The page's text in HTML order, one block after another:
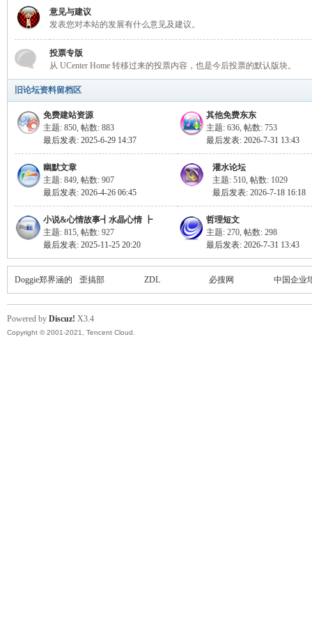
意见与建议
发表您对本站的发展有什么意见及建议。
投票专版
从 UCenter Home 转移过来的投票内容，也是今后投票的默认版块。
旧论坛资料留档区
免费建站资源
主题: 850, 帖数: 883
最后发表: 2025-6-29 14:37
其他免费东东
主题: 636, 帖数: 753
最后发表: 2026-7-31 13:43
幽默文章
主题: 849, 帖数: 907
最后发表: 2026-4-26 06:45
灌水论坛
主题: 510, 帖数: 1029
最后发表: 2026-7-18 16:18
小说&心情故事┫水晶心情 ┣
主题: 815, 帖数: 927
最后发表: 2025-11-25 20:20
哲理短文
主题: 270, 帖数: 298
最后发表: 2026-7-31 13:43
Doggie郑界涵的
博客
歪搞部 ZDL 必搜网 中国企业
Powered by Discuz! X3.4
Copyright © 2001-2021, Tencent Cloud.